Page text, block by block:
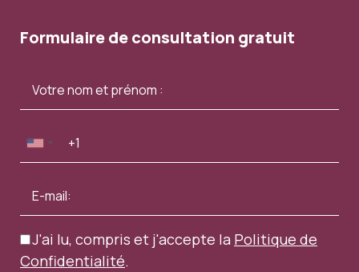
Formulaire de consultation gratuit
J'ai lu, compris et j'accepte la Politique de
Confidentialité.